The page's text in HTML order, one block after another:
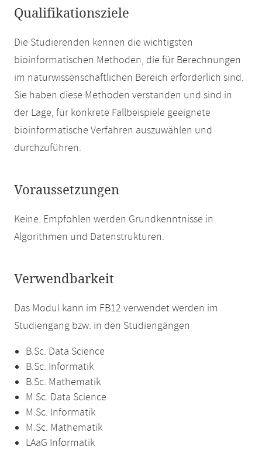
Qualifikationsziele
Die Studierenden kennen die wichtigsten
bioinformatischen Methoden, die für Berechnungen
im naturwissenschaftlichen Bereich erforderlich sind.
Sie haben diese Methoden verstanden und sind in
der Lage, für konkrete Fallbeispiele geeignete
bioinformatische Verfahren auszuwählen und
durchzuführen.
Voraussetzungen
Keine. Empfohlen werden Grundkenntnisse in
Algorithmen und Datenstrukturen.
Verwendbarkeit
Das Modul kann im FB12 verwendet werden im
Studiengang bzw. in den Studiengängen
B.Sc. Data Science
B.Sc. Informatik
B.Sc. Mathematik
M.Sc. Data Science
M.Sc. Informatik
M.Sc. Mathematik
LAaG Informatik